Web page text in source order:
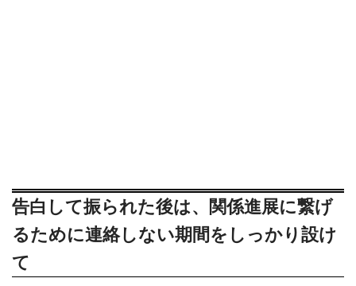
告白して振られた後は、関係進展に繋げ
るために連絡しない期間をしっかり設け
て